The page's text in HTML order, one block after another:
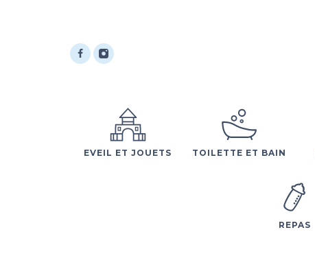
EVEIL ET JOUETS TOILETTE ET BAIN
REPAS